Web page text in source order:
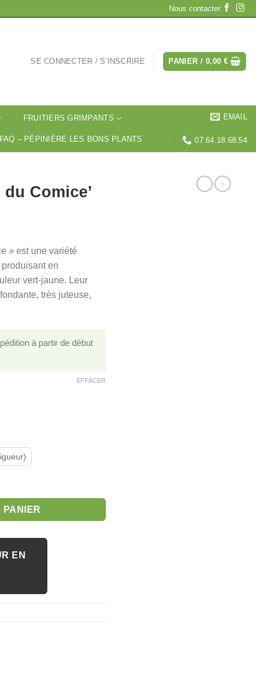
Nous contacter
SE CONNECTER / S’INSCRIRE PANIER / 0,00 €
FRUITIERS GRIMPANTS
FAQ – PÉPINIÈRE LES BONS PLANTS
EMAIL
07.64.18.68.54
Comice’
:
€
€
» est une variété
en
vert-jaune. Leur
très juteuse,
à partir de début
EFFACER
PANIER
EN